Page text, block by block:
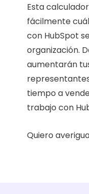
Esta
fácilmente
con HubSpot
organización.
aumentarán
tiempo a
trabajo con
Quiero